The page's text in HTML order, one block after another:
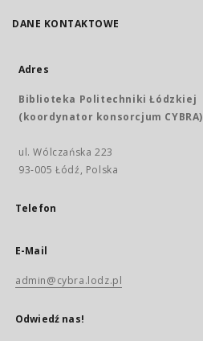
DANE KONTAKTOWE
Adres
Biblioteka Politechniki Łódzkiej
(koordynator konsorcjum CYBRA)
ul. Wólczańska 223
93-005 Łódź, Polska
Telefon
E-Mail
admin@cybra.lodz.pl
Odwiedź nas!